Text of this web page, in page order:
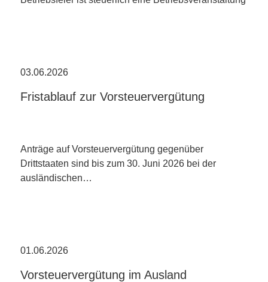
03.06.2026
Fristablauf zur Vorsteuervergütung
Anträge auf Vorsteuervergütung gegenüber
Drittstaaten sind bis zum 30. Juni 2026 bei der
ausländischen…
01.06.2026
Vorsteuervergütung im Ausland